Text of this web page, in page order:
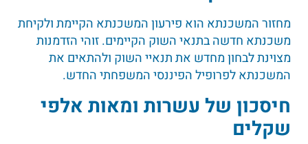
מחזור המשכנתא הוא פירעון המשכנתא הקיימת ולקיחת
משכנתא חדשה בתנאי השוק הקיימים. זוהי הזדמנות
מצוינת לבחון מחדש את תנאיי השוק ולהתאים את
המשכנתא לפרופיל הפיננסי המשפחתי החדש.
חיסכון של עשרות ומאות אלפי
שקלים